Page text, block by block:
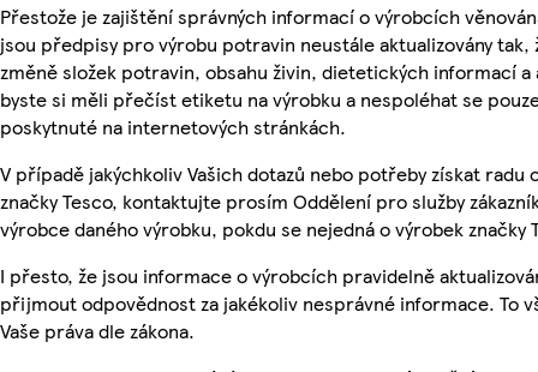
Přestože je zajištění správných informací o výrobcích
jsou předpisy pro výrobu potravin neustále aktualizovány tak,
změně složek potravin, obsahu živin, dietetických informací a
byste si měli přečíst etiketu na výrobku a nespoléhat se
poskytnuté na internetových stránkách.
V případě jakýchkoliv Vašich dotazů nebo potřeby získat radu
značky Tesco, kontaktujte prosím Oddělení pro služby
výrobce daného výrobku, pokdu se nejedná o výrobek značky
I přesto, že jsou informace o výrobcích pravidelně
přijmout odpovědnost za jakékoliv nesprávné informace. To
Vaše práva dle zákona.